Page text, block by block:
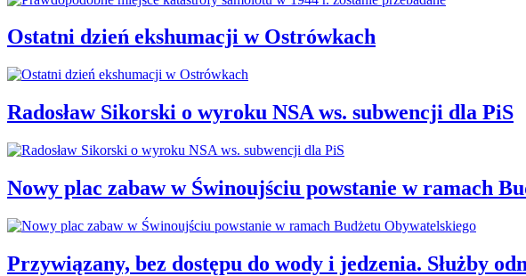
Ostatni dzień ekshumacji w Ostrówkach
Radosław Sikorski o wyroku NSA ws. subwencji dla PiS
Nowy plac zabaw w Świnoujściu powstanie w ramach
Przywiązany, bez dostępu do wody i jedzenia. Służby